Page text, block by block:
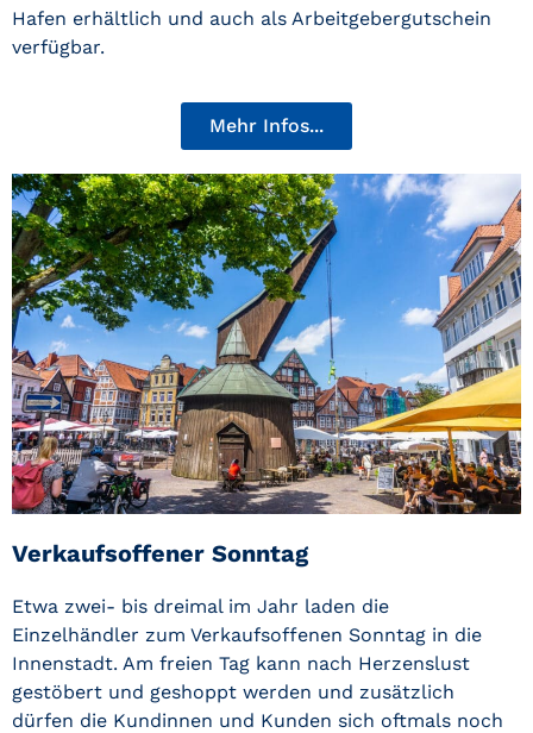
Hafen erhältlich und auch als Arbeitgebergutschein
verfügbar.
Mehr Infos...
Verkaufsoffener Sonntag
Etwa zwei- bis dreimal im Jahr laden die
Einzelhändler zum Verkaufsoffenen Sonntag in die
Innenstadt. Am freien Tag kann nach Herzenslust
gestöbert und geshoppt werden und zusätzlich
dürfen die Kundinnen und Kunden sich oftmals noch